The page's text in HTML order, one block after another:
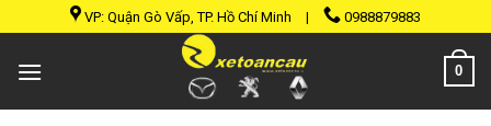
to
content
VP: Quận Gò Vấp, TP. Hồ Chí Minh | 0988879883
0